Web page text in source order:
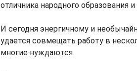
отличника народного образования
И сегодня энергичному и
удается совмещать работу в
многие нуждаются.